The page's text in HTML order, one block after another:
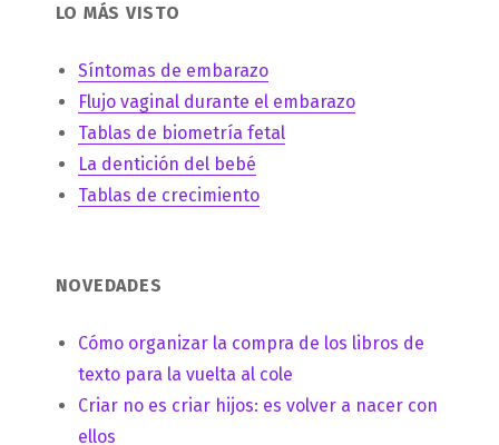
LO MÁS VISTO
Síntomas de embarazo
Flujo vaginal durante el embarazo
Tablas de biometría fetal
La dentición del bebé
Tablas de crecimiento
NOVEDADES
Cómo organizar la compra de los libros de
texto para la vuelta al cole
Criar no es criar hijos: es volver a nacer con
ellos